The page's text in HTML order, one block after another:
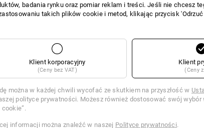
badania rynku oraz pomiar reklam i treści. Jeśli nie chcesz
takich plików cookie i metod, klikając przycisk 'Odrzuć
Klient korporacyjny
(Ceny bez VAT)
Klient
(Ceny
można w każdej chwili wycofać ze skutkiem na przyszłość w
polityce prywatności. Możesz również dostosować swój wybór
cookie”.
informacji można znaleźć w naszej Polityce prywatności.